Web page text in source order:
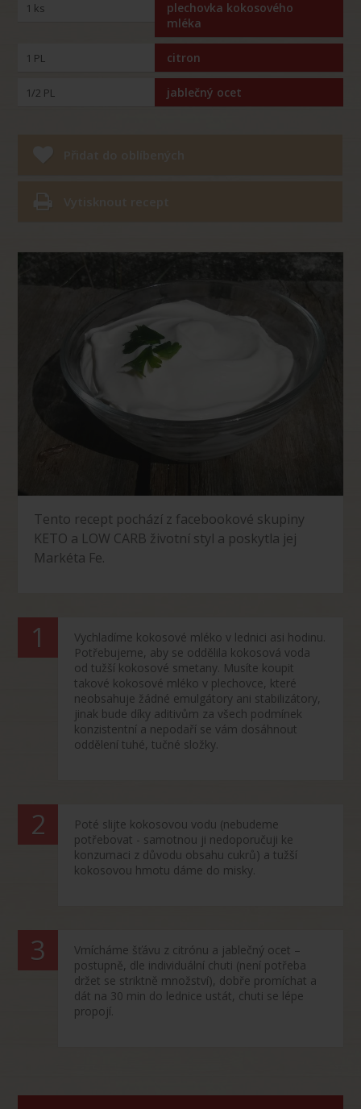
1 ks
plechovka kokosového
mléka
1 PL citron
1/2 PL jablečný ocet
Tento recept pochází z facebookové skupiny
KETO a LOW CARB životní styl a poskytla jej
Markéta Fe.
Vychladíme kokosové mléko v lednici asi hodinu.
Potřebujeme, aby se oddělila kokosová voda
od tužší kokosové smetany. Musíte koupit
takové kokosové mléko v plechovce, které
neobsahuje žádné emulgátory ani stabilizátory,
jinak bude díky aditivům za všech podmínek
konzistentní a nepodaří se vám dosáhnout
oddělení tuhé, tučné složky.
Poté slijte kokosovou vodu (nebudeme
potřebovat - samotnou ji nedoporučuji ke
konzumaci z důvodu obsahu cukrů) a tužší
kokosovou hmotu dáme do misky.
Vmícháme šťávu z citrónu a jablečný ocet –
postupně, dle individuální chuti (není potřeba
držet se striktně množství), dobře promíchat a
dát na 30 min do lednice ustát, chuti se lépe
propojí.